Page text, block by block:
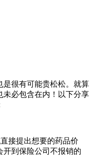
是很有可能贵松松。就算
未必包含在内！以下分享
接提出想要的药品价
到保险公司不报销的